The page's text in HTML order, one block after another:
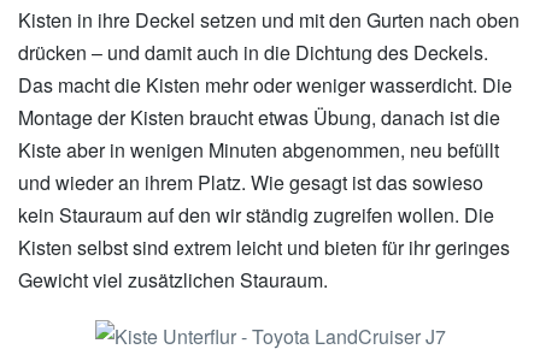
Kisten in ihre Deckel setzen und mit den Gurten nach oben
drücken – und damit auch in die Dichtung des Deckels.
Das macht die Kisten mehr oder weniger wasserdicht. Die
Montage der Kisten braucht etwas Übung, danach ist die
Kiste aber in wenigen Minuten abgenommen, neu befüllt
und wieder an ihrem Platz. Wie gesagt ist das sowieso
kein Stauraum auf den wir ständig zugreifen wollen. Die
Kisten selbst sind extrem leicht und bieten für ihr geringes
Gewicht viel zusätzlichen Stauraum.